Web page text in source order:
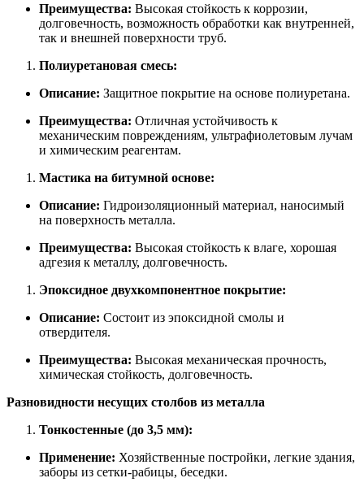
Преимущества: Высокая стойкость к коррозии,
долговечность, возможность обработки как внутренней,
так и внешней поверхности труб.
Полиуретановая смесь:
Описание: Защитное покрытие на основе полиуретана.
Преимущества: Отличная устойчивость к
механическим повреждениям, ультрафиолетовым лучам
и химическим реагентам.
Мастика на битумной основе:
Описание: Гидроизоляционный материал, наносимый
на поверхность металла.
Преимущества: Высокая стойкость к влаге, хорошая
адгезия к металлу, долговечность.
Эпоксидное двухкомпонентное покрытие:
Описание: Состоит из эпоксидной смолы и
отвердителя.
Преимущества: Высокая механическая прочность,
химическая стойкость, долговечность.
Разновидности несущих столбов из металла
Тонкостенные (до 3,5 мм):
Применение: Хозяйственные постройки, легкие здания,
заборы из сетки-рабицы, беседки.